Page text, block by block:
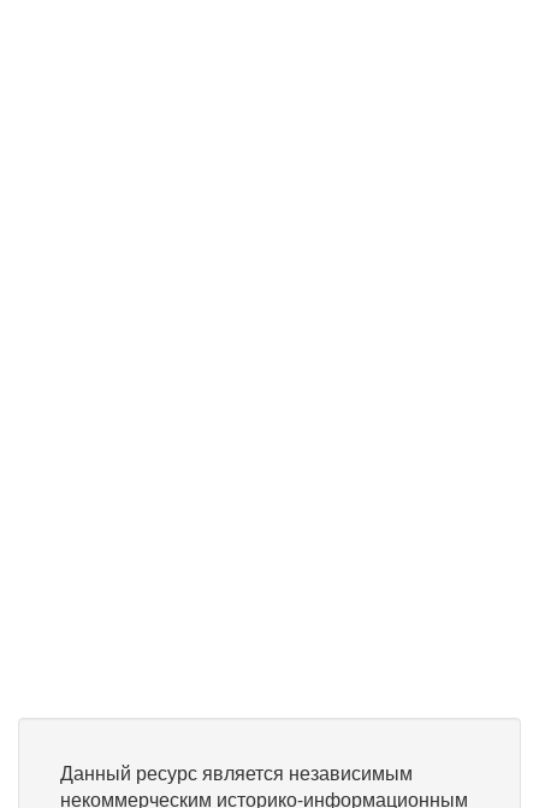
Данный ресурс является независимым
некоммерческим историко-информационным